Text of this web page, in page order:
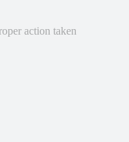
action taken